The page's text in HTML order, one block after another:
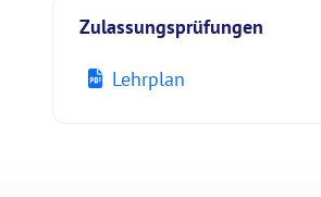
Zulassungsprüfungen
Lehrplan